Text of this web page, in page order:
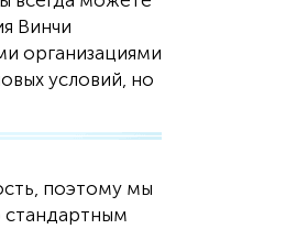
Винчи
организациями
условий, но
поэтому мы
стандартным